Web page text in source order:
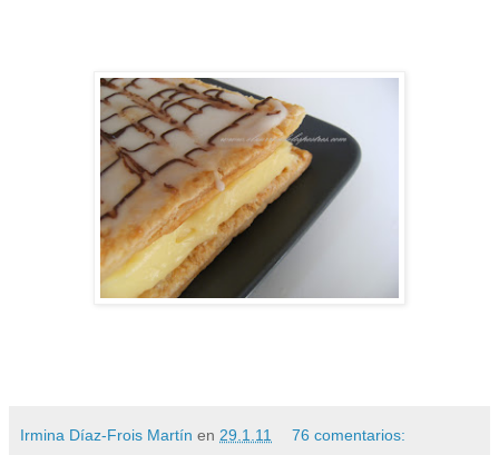
Irmina Díaz-Frois Martín en 29.1.11 76 comentarios: